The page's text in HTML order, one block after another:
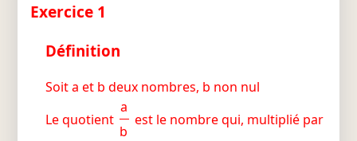
Exercice 1
Définition
Soit a et b deux nombres, b non nul
Le quotient
a
b
est le nombre qui, multiplié par